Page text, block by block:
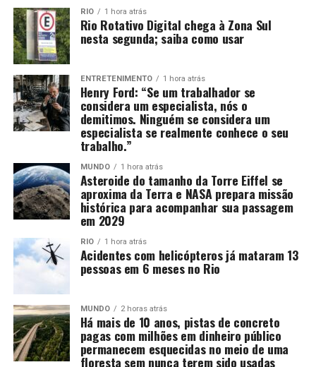
RIO 1 hora atrás
Rio Rotativo Digital chega à Zona Sul
nesta segunda; saiba como usar
ENTRETENIMENTO 1 hora atrás
Henry Ford: “Se um trabalhador se
considera um especialista, nós o
demitimos. Ninguém se considera um
especialista se realmente conhece o seu
trabalho.”
MUNDO 1 hora atrás
Asteroide do tamanho da Torre Eiffel se
aproxima da Terra e NASA prepara missão
histórica para acompanhar sua passagem
em 2029
RIO 1 hora atrás
Acidentes com helicópteros já mataram 13
pessoas em 6 meses no Rio
MUNDO 2 horas atrás
Há mais de 10 anos, pistas de concreto
pagas com milhões em dinheiro público
permanecem esquecidas no meio de uma
floresta sem nunca terem sido usadas